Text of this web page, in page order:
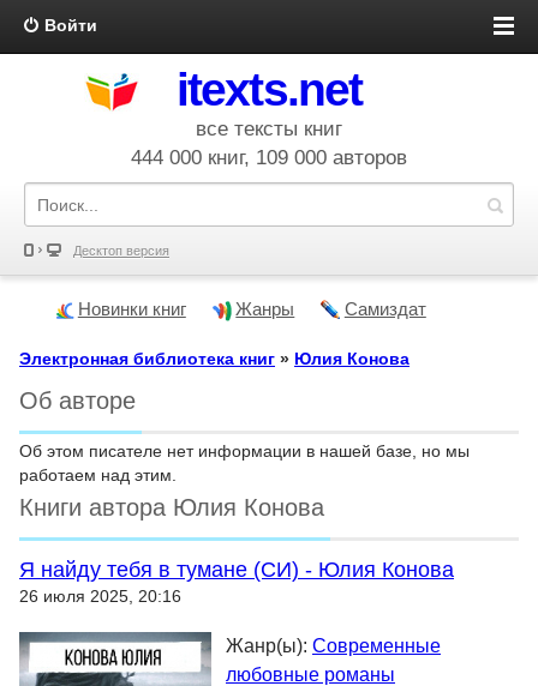
Войти
itexts.net
все тексты книг
444 000 книг, 109 000 авторов
Десктоп версия
Новинки книг Жанры Самиздат
Электронная библиотека книг » Юлия Конова
Об авторе
Об этом писателе нет информации в нашей базе, но мы
работаем над этим.
Книги автора Юлия Конова
Я найду тебя в тумане (СИ) - Юлия Конова
26 июля 2025, 20:16
Жанр(ы): Современные
любовные романы